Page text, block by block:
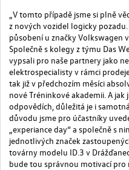
„V tomto případě jsme si plně
z nových vozidel logicky
působení u značky Volkswagen
Společně s kolegy z týmu Das
vypsali pro naše partnery jako
elektrospecialisty v rámci
tak již v předchozím měsíci
nové Tréninkové akademii. A
odpovědích, důležitá je i
důvodu jsme pro účastníky
„experiance day“ a společně s
jednotlivých značek
továrny modelu ID.3 v
bude tou správnou motivací pro